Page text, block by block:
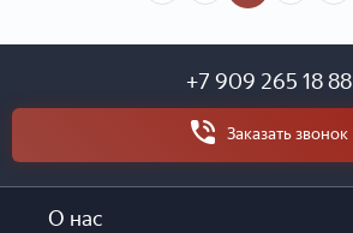
+7 909 265 18 88
Заказать звонок
О нас